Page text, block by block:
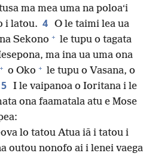
ma mea uma na poloaʻi
i latou. 4 O le taimi lea ua
Sekono + le tupu o tagata
ma ina ua uma ona
+ o Oko + le tupu o Vasana, o
5 I le vaipanoa o Ioritana i le
ona faamatala atu e Mose
lo tatou Atua iā i tatou i
outou nonofo ai i lenei vaega